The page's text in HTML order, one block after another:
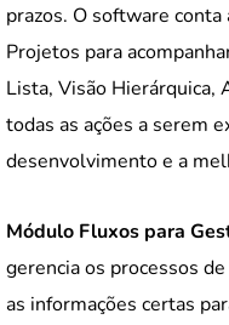
prazos. O software conta
Projetos para
Lista, Visão Hierárquica,
todas as ações a serem
desenvolvimento e a
Módulo Fluxos para
gerencia os processos
as informações certas